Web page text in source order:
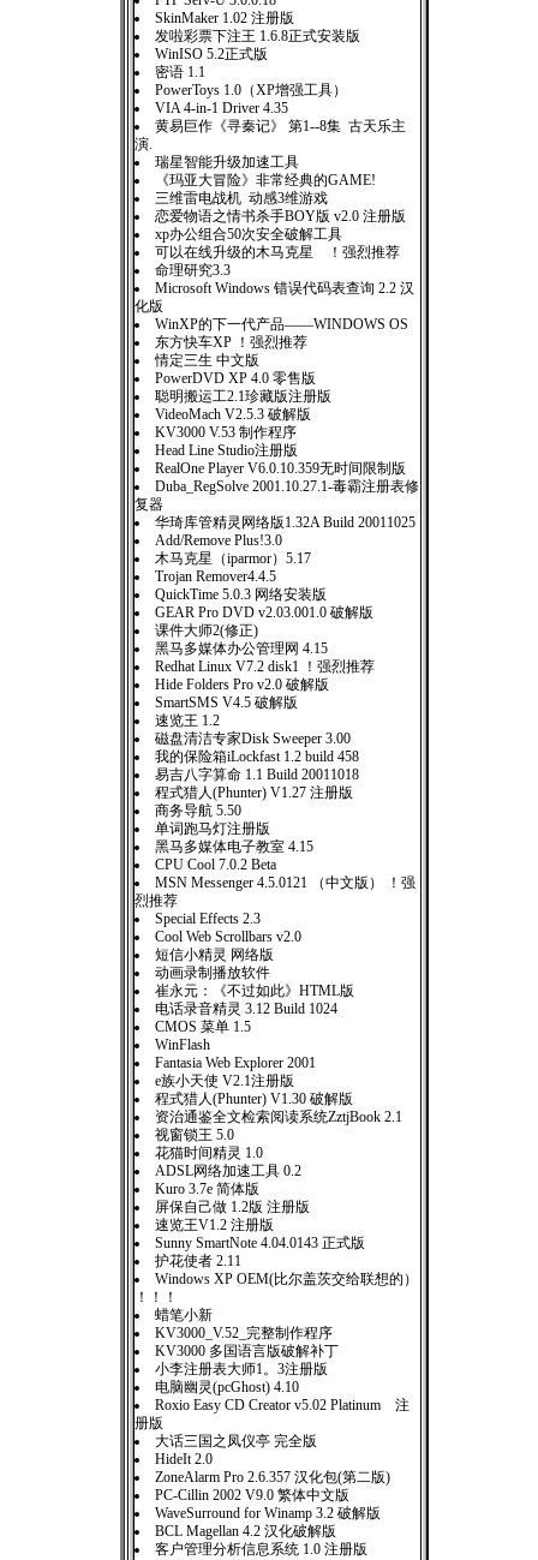
SkinMaker 1.02 注册版
发啦彩票下注王 1.6.8正式安装版
WinISO 5.2正式版
密语 1.1
PowerToys 1.0（XP增强工具）
VIA 4-in-1 Driver 4.35
黄易巨作《寻秦记》 第1--8集 古天乐主
演.
瑞星智能升级加速工具
《玛亚大冒险》非常经典的GAME!
三维雷电战机 动感3维游戏
恋爱物语之情书杀手BOY版 v2.0 注册版
xp办公组合50次安全破解工具
可以在线升级的木马克星 ！强烈推荐
命理研究3.3
Microsoft Windows 错误代码表查询 2.2 汉
化版
WinXP的下一代产品——WINDOWS OS
东方快车XP ！强烈推荐
情定三生 中文版
PowerDVD XP 4.0 零售版
聪明搬运工2.1珍藏版注册版
VideoMach V2.5.3 破解版
KV3000 V.53 制作程序
Head Line Studio注册版
RealOne Player V6.0.10.359无时间限制版
Duba_RegSolve 2001.10.27.1-毒霸注册表修
复器
华琦库管精灵网络版1.32A Build 20011025
Add/Remove Plus!3.0
木马克星（iparmor）5.17
Trojan Remover4.4.5
QuickTime 5.0.3 网络安装版
GEAR Pro DVD v2.03.001.0 破解版
课件大师2(修正)
黑马多媒体办公管理网 4.15
Redhat Linux V7.2 disk1 ！强烈推荐
Hide Folders Pro v2.0 破解版
SmartSMS V4.5 破解版
速览王 1.2
磁盘清洁专家Disk Sweeper 3.00
我的保险箱iLockfast 1.2 build 458
易吉八字算命 1.1 Build 20011018
程式猎人(Phunter) V1.27 注册版
商务导航 5.50
单词跑马灯注册版
黑马多媒体电子教室 4.15
CPU Cool 7.0.2 Beta
MSN Messenger 4.5.0121 （中文版） ！强
烈推荐
Special Effects 2.3
Cool Web Scrollbars v2.0
短信小精灵 网络版
动画录制播放软件
崔永元：《不过如此》HTML版
电话录音精灵 3.12 Build 1024
CMOS 菜单 1.5
WinFlash
Fantasia Web Explorer 2001
e族小天使 V2.1注册版
程式猎人(Phunter) V1.30 破解版
资治通鉴全文检索阅读系统ZztjBook 2.1
视窗锁王 5.0
花猫时间精灵 1.0
ADSL网络加速工具 0.2
Kuro 3.7e 简体版
屏保自己做 1.2版 注册版
速览王V1.2 注册版
Sunny SmartNote 4.04.0143 正式版
护花使者 2.11
Windows XP OEM(比尔盖茨交给联想的）
！！！
蜡笔小新
KV3000_V.52_完整制作程序
KV3000 多国语言版破解补丁
小李注册表大师1。3注册版
电脑幽灵(pcGhost) 4.10
Roxio Easy CD Creator v5.02 Platinum 注
册版
大话三国之凤仪亭 完全版
HideIt 2.0
ZoneAlarm Pro 2.6.357 汉化包(第二版)
PC-Cillin 2002 V9.0 繁体中文版
WaveSurround for Winamp 3.2 破解版
BCL Magellan 4.2 汉化破解版
客户管理分析信息系统 1.0 注册版